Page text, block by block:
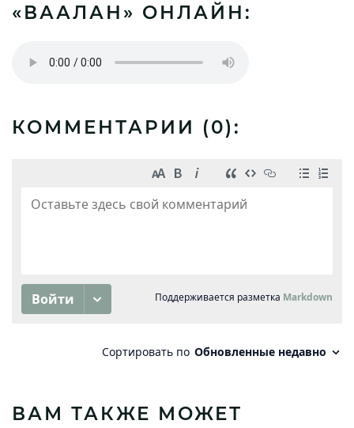
«ВААЛАН» ОНЛАЙН:
КОММЕНТАРИИ (0):
ВАМ ТАКЖЕ МОЖЕТ